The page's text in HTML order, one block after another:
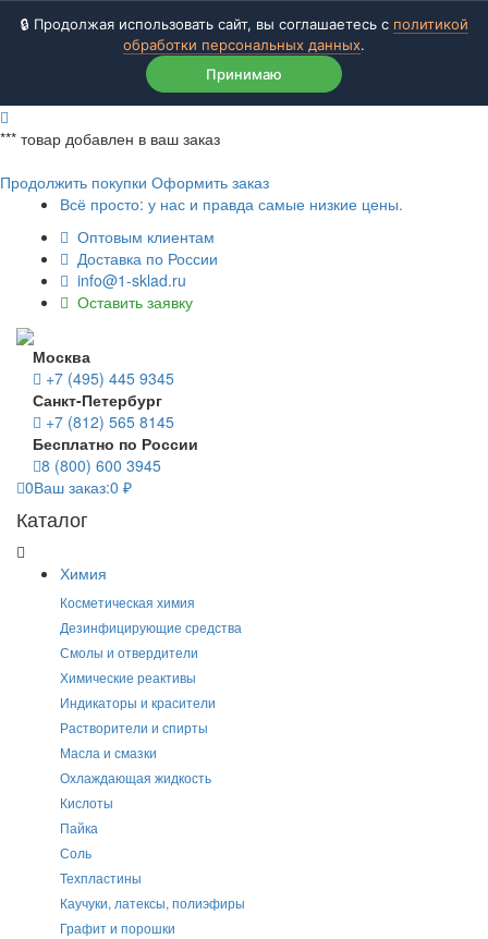
🔒 Продолжая использовать сайт, вы соглашаетесь с политикой
обработки персональных данных.
Принимаю
*** товар добавлен в ваш заказ
Продолжить покупки Оформить заказ
Всё просто: у нас и правда самые низкие цены.
Оптовым клиентам
Доставка по России
info@1-sklad.ru
Оставить заявку
Москва
+7 (495) 445 9345
Санкт-Петербург
+7 (812) 565 8145
Бесплатно по России
8 (800) 600 3945
0Ваш заказ:0 ₽
Каталог
Химия
Косметическая химия
Дезинфицирующие средства
Смолы и отвердители
Химические реактивы
Индикаторы и красители
Растворители и спирты
Масла и смазки
Охлаждающая жидкость
Кислоты
Пайка
Соль
Техпластины
Каучуки, латексы, полиэфиры
Графит и порошки